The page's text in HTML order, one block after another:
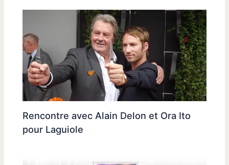
Rencontre avec Alain Delon et Ora Ito
pour Laguiole